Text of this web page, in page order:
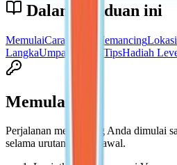
Dalam panduan ini
MemulaiCara Kerja MemancingLokasi
LangkaUmpan & Alat TipsHadiah
Memulai
Perjalanan memancing Anda dimulai
selama urutan tutorial awal.